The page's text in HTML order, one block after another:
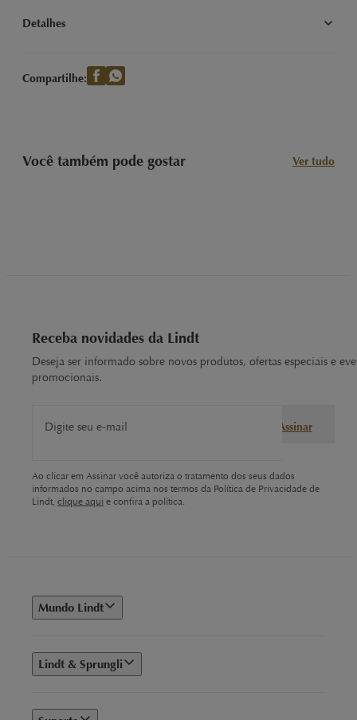
Detalhes
dimensões: 35 cm x 30 cm x 10 cm
Compartilhe:
Você também pode gostar Ver tudo
Receba novidades da Lindt
Deseja ser informado sobre novos produtos, ofertas especiais e
promocionais.
Digite seu e-mail Assinar
Ao clicar em Assinar você autoriza o tratamento dos seus dados
informados no campo acima nos termos da Política de Privacidade de
Lindt, clique aqui e confira a política.
Mundo Lindt
Lindt & Sprungli